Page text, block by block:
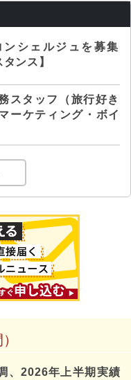
シェルジュを募集
ンス】
スタッフ（旅行好き
ーケティング・ボイ
、2026年上半期実績